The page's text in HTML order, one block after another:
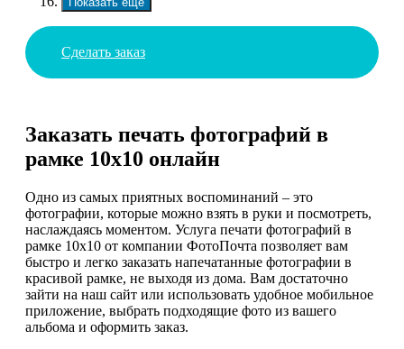
Сделать заказ
Заказать печать фотографий в
рамке 10х10 онлайн
Одно из самых приятных воспоминаний – это
фотографии, которые можно взять в руки и посмотреть,
наслаждаясь моментом. Услуга печати фотографий в
рамке 10х10 от компании ФотоПочта позволяет вам
быстро и легко заказать напечатанные фотографии в
красивой рамке, не выходя из дома. Вам достаточно
зайти на наш сайт или использовать удобное мобильное
приложение, выбрать подходящие фото из вашего
альбома и оформить заказ.